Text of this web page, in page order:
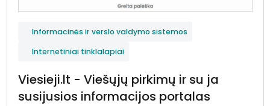
Informacinės ir verslo valdymo sistemos
Internetiniai tinklalapiai
Viesieji.lt - Viešųjų pirkimų ir su ja
susijusios informacijos portalas